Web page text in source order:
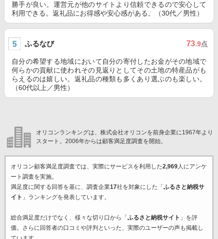
勝手が良い。運営元が他のサイトより信頼できるので安心して
利用できる。返礼品にお得感や安心感がある。（30代／男性）
ふるなび 73.9点
自分の希望する地域において自分の寄付したお金がその地域で
何らかの貢献に使われその見返りとしてその土地の特産品がも
らえるのは嬉しい。返礼品の種類も多くあり選ぶのも楽しい。
（60代以上／男性）
オリコンランキングは、株式会社オリコンを前身企業に1967年より
スタート。2006年からは顧客満足度調査を開始。
オリコン顧客満足度調査では、実際にサービスを利用した2,969人にアンケ
ート調査を実施。
満足度に関する回答を基に、調査企業17社を対象にした「 ふるさと納税サ
イト 」ランキングを発表しています。
総合満足度だけでなく、様々な切り口から「 ふるさと納税サイト 」を評
価。さらに回答者の口コミや評判といった、実際のユーザーの声も掲載し